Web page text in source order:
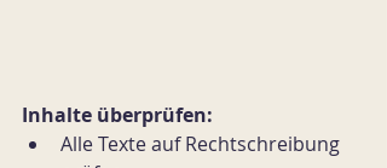
Inhalte überprüfen:
Alle Texte auf Rechtschreibung